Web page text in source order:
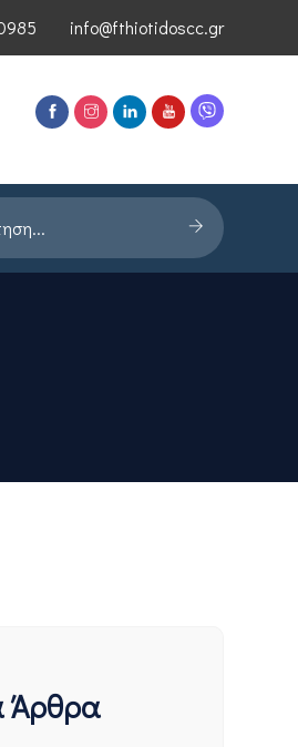
info@fthiotidoscc.gr
ΕΦΕΠΑΕ Παρουσίαση Έρευνας
Άρθρα